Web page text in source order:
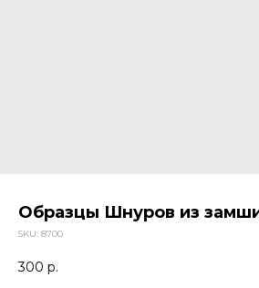
Образцы Шнуров из
SKU: 8700
300 р.